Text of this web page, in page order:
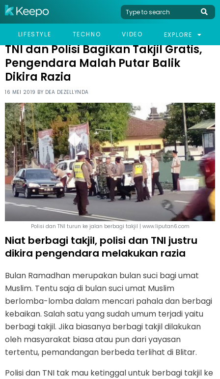
LIFESTYLE TECHNO VIDEO EXPLORE
HOME VIRAL
TNI DAN POLISI BAGIKAN TAKJIL GRATIS, PENGENDARA MALAH
TNI dan Polisi Bagikan Takjil Gratis,
Pengendara Malah Putar Balik
Dikira Razia
16 MEI 2019 BY DEA DEZELLYNDA
Polisi dan TNI turun ke jalan berbagi takjil | www.liputan6.com
Niat berbagi takjil, polisi dan TNI justru
dikira pengendara melakukan razia
Bulan Ramadhan merupakan bulan suci bagi umat
Muslim. Tentu saja di bulan suci umat Muslim
berlomba-lomba dalam mencari pahala dan berbagi
kebaikan. Salah satu yang sudah umum terjadi yaitu
berbagi takjil. Jika biasanya berbagi takjil dilakukan
oleh masyarakat biasa atau pun dari yayasan
tertentu, pemandangan berbeda terlihat di Blitar.
Polisi dan TNI tak mau ketinggal untuk berbagi takjil ke